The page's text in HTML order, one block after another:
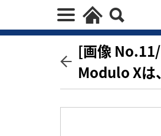
[画像
Modulo Xは